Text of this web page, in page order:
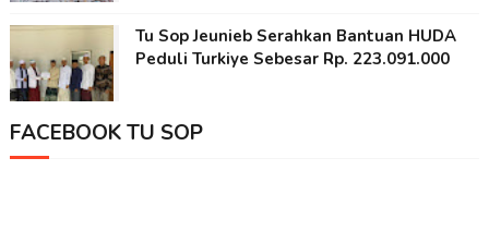
Tu Sop Jeunieb Serahkan Bantuan HUDA
Peduli Turkiye Sebesar Rp. 223.091.000
FACEBOOK TU SOP